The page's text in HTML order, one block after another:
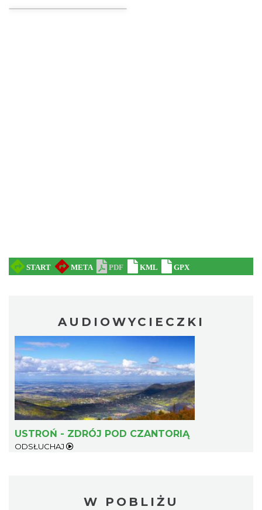
AUDIOWYCIECZKI
USTROŃ - ZDRÓJ POD CZANTORIĄ
ODSŁUCHAJ
W POBLIŻU